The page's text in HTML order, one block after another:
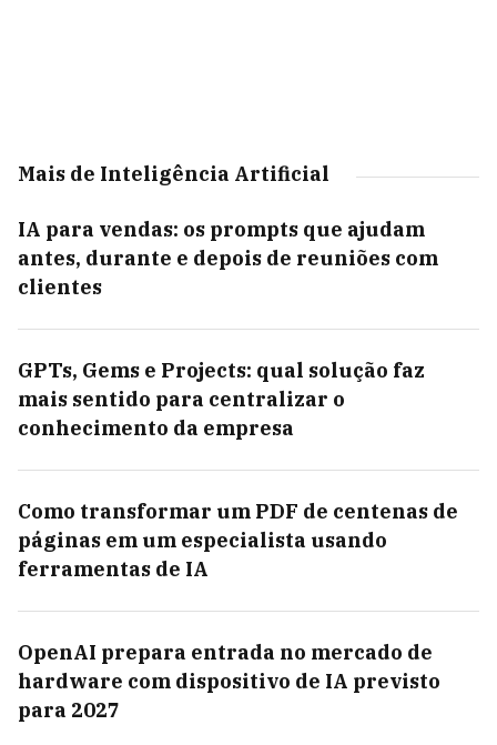
Mais de Inteligência Artificial
IA para vendas: os prompts que ajudam
antes, durante e depois de reuniões com
clientes
GPTs, Gems e Projects: qual solução faz
mais sentido para centralizar o
conhecimento da empresa
Como transformar um PDF de centenas de
páginas em um especialista usando
ferramentas de IA
OpenAI prepara entrada no mercado de
hardware com dispositivo de IA previsto
para 2027